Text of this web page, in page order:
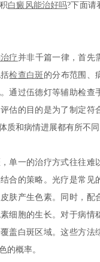
白癜风能治好吗?下面请
疗并非千篇一律，首先
检查白斑 的分布范围、
通过伍德灯等辅助检查
估的目的是为了制定符
质和病情进展都有所不同
一的治疗方式往往难
合的策略。光疗是常见
肤产生色素。同时，配
细胞的生长。对于病情
盖白斑区域。这些方法
的概率。